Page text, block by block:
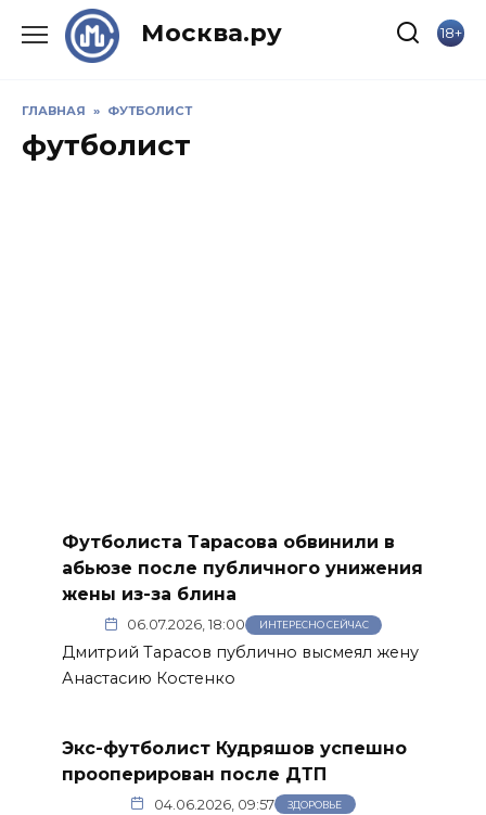
Москва.ру 18+
ГЛАВНАЯ » ФУТБОЛИСТ
футболист
Футболиста Тарасова обвинили в
абьюзе после публичного унижения
жены из-за блина
06.07.2026, 18:00 ИНТЕРЕСНО СЕЙЧАС
Дмитрий Тарасов публично высмеял жену
Анастасию Костенко
Экс-футболист Кудряшов успешно
прооперирован после ДТП
04.06.2026, 09:57 ЗДОРОВЬЕ